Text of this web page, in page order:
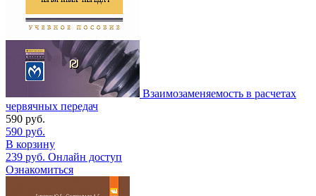
Взаимозаменяемость в расчетах
червячных передач
590 руб.
590 руб.
В корзину
239 руб. Онлайн доступ
Ознакомиться